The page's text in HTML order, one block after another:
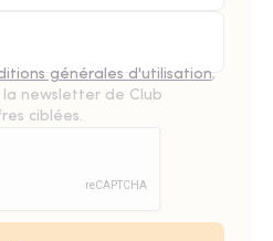
générales d'utilisation,
newsletter de Club
ciblées.